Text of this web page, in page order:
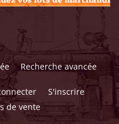
Recherche avancée
S'inscrire
de vente